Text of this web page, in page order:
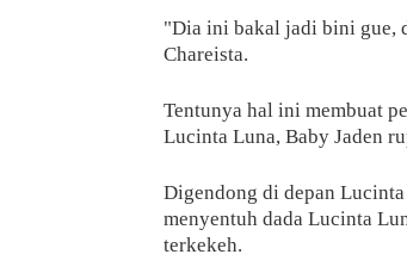
"Dia ini bakal jadi bini gue,
Chareista.
Tentunya hal ini membuat
Lucinta Luna, Baby Jaden
Digendong di depan
menyentuh dada Lucinta
terkekeh.